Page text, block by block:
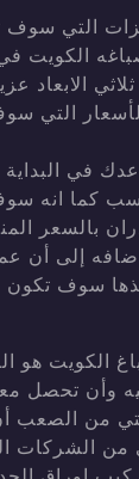
التي سوف
الكويت
الابعاد
التي
في
كما انه
بالسعر
إلى أن
سوف تكون
الكويت هو
وأن تحصل
من الصعب
الشركات